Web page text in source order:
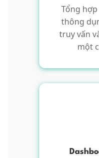
Tổng hợp
thông
truy vấn
một